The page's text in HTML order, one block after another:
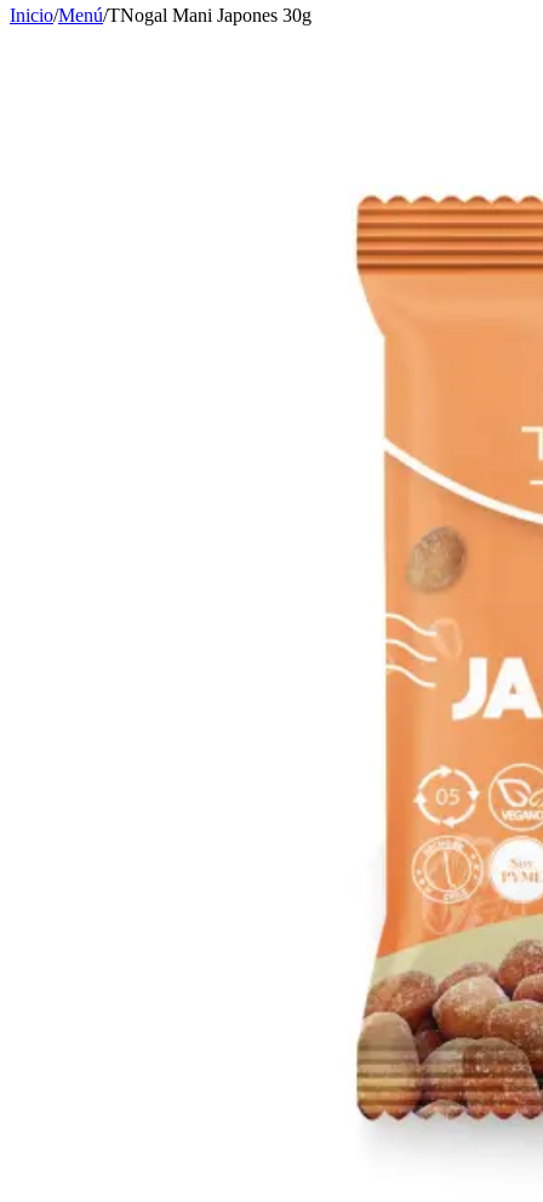
Inicio/Menú/TNogal Mani Japones 30g